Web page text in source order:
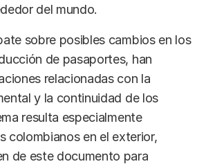
del mundo.
sobre posibles cambios en los
de pasaportes, han
relacionadas con la
y la continuidad de los
resulta especialmente
colombianos en el exterior,
de este documento para